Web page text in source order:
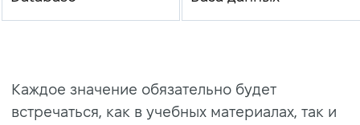
Каждое значение обязательно будет
встречаться, как в учебных материалах, так и